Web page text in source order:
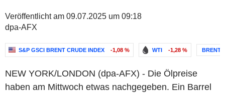
Veröffentlicht am 09.07.2025 um 09:18
dpa-AFX
S&P GSCI BRENT CRUDE INDEX -1,08 % WTI -1,28 % BRENT
NEW YORK/LONDON (dpa-AFX) - Die Ölpreise
haben am Mittwoch etwas nachgegeben. Ein Barrel